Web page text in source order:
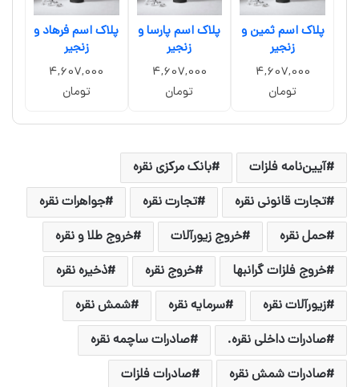
پلاک اسم ثمین و
زنجیر
4,607,000
تومان
پلاک اسم پارسا و
زنجیر
4,607,000
تومان
پلاک اسم فرهاد و
زنجیر
4,607,000
تومان
آیین‌نامه فلزات
بانک مرکزی نقره
تجارت قانونی نقره
تجارت نقره
جواهرات نقره
حمل نقره
خروج زیورآلات
خروج طلا و نقره
خروج فلزات گرانبها
خروج نقره
ذخیره نقره
زیورآلات نقره
سرمایه نقره
شمش نقره
صادرات داخلی نقره.
صادرات ساچمه نقره
صادرات شمش نقره
صادرات فلزات